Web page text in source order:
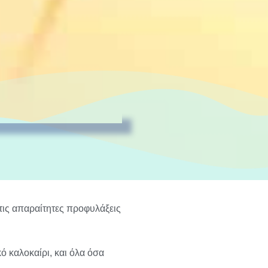
απαραίτητες προφυλάξεις
καλοκαίρι, και όλα όσα